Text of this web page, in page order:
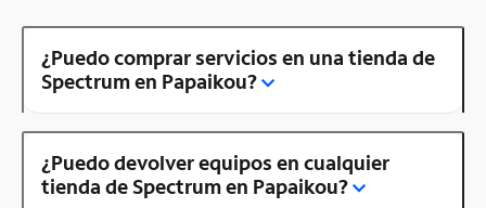
¿Puedo comprar servicios en una tienda de
Spectrum en Papaikou?
¿Puedo devolver equipos en cualquier
tienda de Spectrum en Papaikou?